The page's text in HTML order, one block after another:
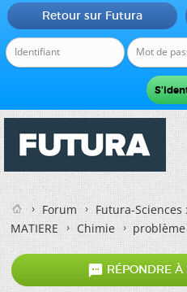
Retour sur Futura
Forum
Futura-
MATIERE
Chimie
 RÉPONDRE